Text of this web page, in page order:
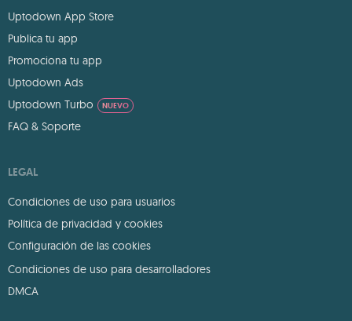
Uptodown App Store
Publica tu app
Promociona tu app
Uptodown Ads
Uptodown Turbo
NUEVO
FAQ & Soporte
LEGAL
Condiciones de uso para usuarios
Política de privacidad y cookies
Configuración de las cookies
Condiciones de uso para desarrolladores
DMCA